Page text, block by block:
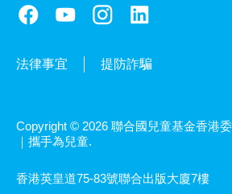
法律事宜 提防詐騙
Copyright © 2026 聯合國兒童基金香港
｜攜手為兒童.
香港英皇道75-83號聯合出版大廈7樓